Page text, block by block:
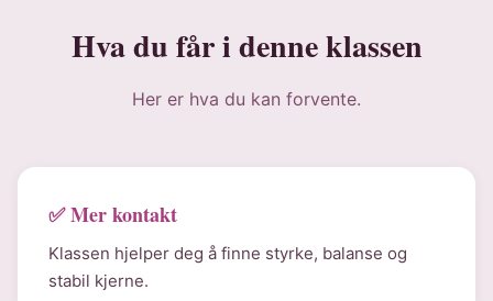
Hva du får i denne klassen
Her er hva du kan forvente.
✅ Mer kontakt
Klassen hjelper deg å finne styrke, balanse og
stabil kjerne.